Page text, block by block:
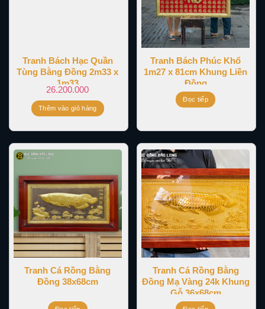
Tranh Bách Hạc Quần
Tùng Bằng Đồng 2m33 x
1m33
26.200.000
Thêm vào giỏ hàng
Tranh Bách Phúc Khổ
1m27 x 81cm Khung Liền
Đồng
Đọc tiếp
Tranh Cá Rồng Bằng
Đồng 38x68cm
Tranh Cá Rồng Bằng
Đồng Mạ Vàng 24k Khung
Gỗ 36x68cm